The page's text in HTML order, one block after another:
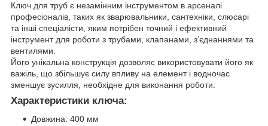
Ключ для труб є незамінним інструментом в арсеналі
професіоналів, таких як зварювальники, сантехніки, слюсарі
та інші спеціалісти, яким потрібен точний і ефективний
інструмент для роботи з трубами, клапанами, з’єднаннями та
вентилями.
Його унікальна конструкція дозволяє використовувати його як
важіль, що збільшує силу впливу на елемент і водночас
зменшує зусилля, необхідне для виконання роботи.
Характеристики ключа:
Довжина: 400 мм